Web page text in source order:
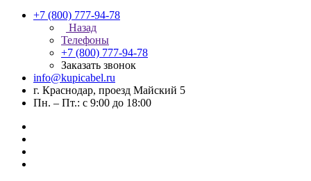
+7 (800) 777-94-78
Назад
Телефоны
+7 (800) 777-94-78
Заказать звонок
info@kupicabel.ru
г. Краснодар, проезд Майский 5
Пн. – Пт.: с 9:00 до 18:00